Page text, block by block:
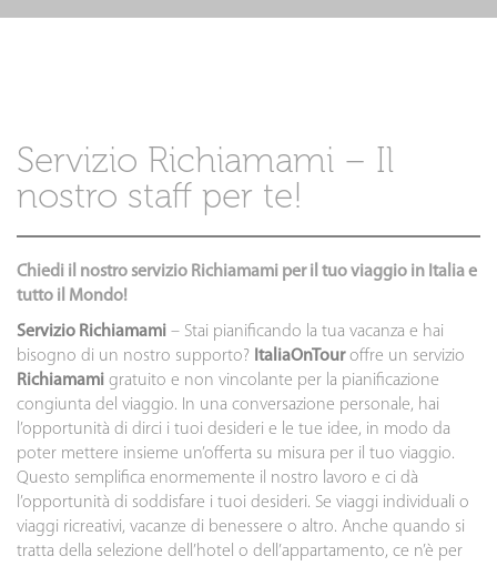
Servizio Richiamami – Il
nostro staff per te!
Chiedi il nostro servizio Richiamami per il tuo viaggio in Italia e
tutto il Mondo!
Servizio Richiamami – Stai pianificando la tua vacanza e hai
bisogno di un nostro supporto? ItaliaOnTouroffre un servizio
Richiamami gratuito e non vincolante per la pianificazione
congiunta del viaggio. In una conversazione personale, hai
l’opportunità di dirci i tuoi desideri e le tue idee, in modo da
poter mettere insieme un’offerta su misura per il tuo viaggio.
Questo semplifica enormemente il nostro lavoro e ci dà
l’opportunità di soddisfare i tuoi desideri. Se viaggi individuali o
viaggi ricreativi, vacanze di benessere o altro. Anche quando si
tratta della selezione dell’hotel o dell’appartamento, ce n’è per